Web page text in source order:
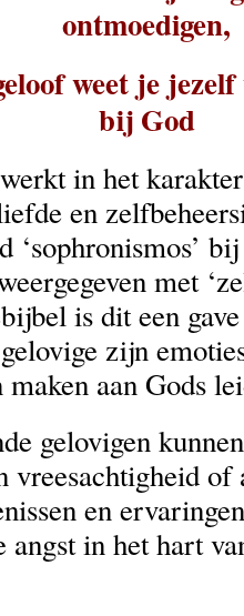
ontmoedigen,
weet je
bij God
in het
en
met
is dit een
zijn
aan Gods
gelovigen
vreesachtigheid
en
angst in het hart